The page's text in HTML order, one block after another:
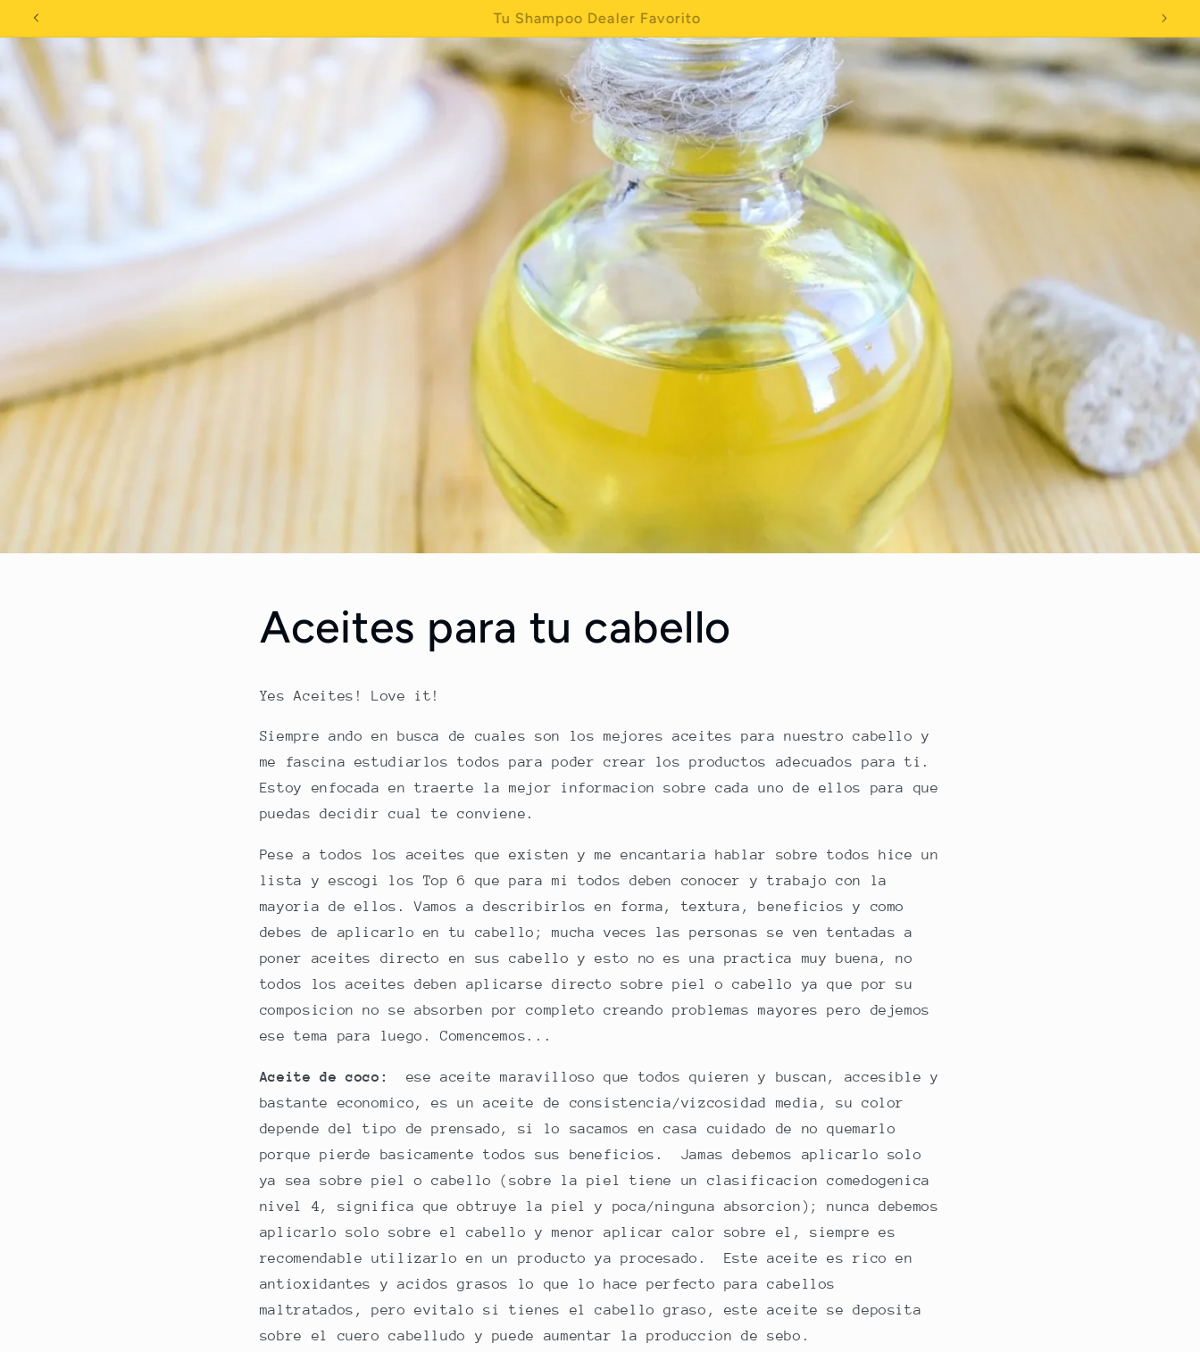
Skip to
Compra dos mascarillas capilares y obten $5 descuento automatico en el carrito
Aceites para tu cabello
Yes Aceites! Love it!
Siempre ando en busca de cuales son los mejores aceites para nuestro cabello y
me fascina estudiarlos todos para poder crear los productos adecuados para ti.
Estoy enfocada en traerte la mejor informacion sobre cada uno de ellos para que
puedas decidir cual te conviene.
Pese a todos los aceites que existen y me encantaria hablar sobre todos hice un
lista y escogi los Top 6 que para mi todos deben conocer y trabajo con la
mayoria de ellos. Vamos a describirlos en forma, textura, beneficios y como
debes de aplicarlo en tu cabello; mucha veces las personas se ven tentadas a
poner aceites directo en sus cabello y esto no es una practica muy buena, no
todos los aceites deben aplicarse directo sobre piel o cabello ya que por su
composicion no se absorben por completo creando problemas mayores pero dejemos
ese tema para luego. Comencemos...
Aceite de coco:
ese aceite maravilloso que todos quieren y buscan, accesible y
bastante economico, es un aceite de consistencia/vizcosidad media, su color
depende del tipo de prensado, si lo sacamos en casa cuidado de no quemarlo
porque pierde basicamente todos sus beneficios. Jamas debemos aplicarlo solo
ya sea sobre piel o cabello (sobre la piel tiene un clasificacion comedogenica
nivel 4, significa que obtruye la piel y poca/ninguna absorcion); nunca debemos
aplicarlo solo sobre el cabello y menor aplicar calor sobre el, siempre es
recomendable utilizarlo en un producto ya procesado. Este aceite es rico en
antioxidantes y acidos grasos lo que lo hace perfecto para cabellos
maltratados, pero evitalo si tienes el cabello graso, este aceite se deposita
sobre el cuero cabelludo y puede aumentar la produccion de sebo.